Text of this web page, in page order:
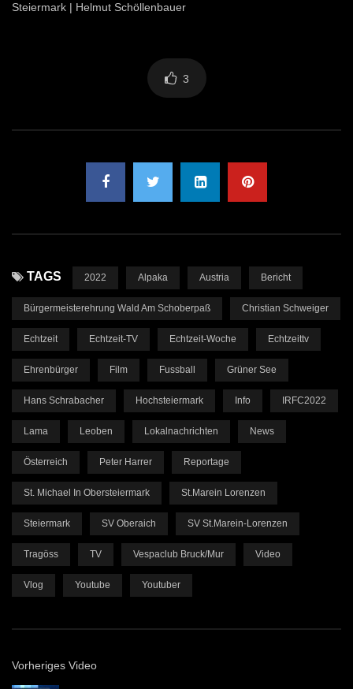
Steiermark | Helmut Schöllenbauer
3
TAGS 2022 Alpaka Austria Bericht
Bürgermeisterehrung Wald Am Schoberpaß Christian Schweiger
Echtzeit Echtzeit-TV Echtzeit-Woche Echtzeittv
Ehrenbürger Film Fussball Grüner See
Hans Schrabacher Hochsteiermark Info IRFC2022
Lama Leoben Lokalnachrichten News
Österreich Peter Harrer Reportage
St. Michael In Obersteiermark St.Marein Lorenzen
Steiermark SV Oberaich SV St.Marein-Lorenzen
Tragöss TV Vespaclub Bruck/Mur Video
Vlog Youtube Youtuber
Vorheriges Video